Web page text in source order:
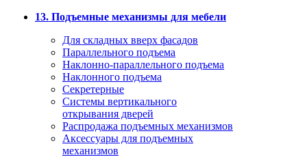
13. Подъемные механизмы для мебели
Для складных вверх фасадов
Параллельного подъема
Наклонно-параллельного подъема
Наклонного подъема
Секретерные
Системы вертикального
открывания дверей
Распродажа подъемных механизмов
Аксессуары для подъемных
механизмов